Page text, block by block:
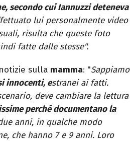
secondo cui Iannuzzi deteneva
lui personalmente video
risulta che queste foto
fatte dalle stesse".
sulla mamma: "Sappiamo
innocenti, estranei ai fatti.
deve cambiare la lettura
perché documentano la
anni, in qualche modo
che hanno 7 e 9 anni. Loro